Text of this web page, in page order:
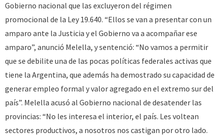
Gobierno nacional que las excluyeron del régimen
promocional de la Ley 19.640. “Ellos se van a presentar con un
amparo ante la Justicia y el Gobierno va a acompañar ese
amparo”, anunció Melella, y sentenció: “No vamos a permitir
que se debilite una de las pocas políticas federales activas que
tiene la Argentina, que además ha demostrado su capacidad de
generar empleo formal y valor agregado en el extremo sur del
país”. Melella acusó al Gobierno nacional de desatender las
provincias: “No les interesa el interior, el país. Les voltean
sectores productivos, a nosotros nos castigan por otro lado.